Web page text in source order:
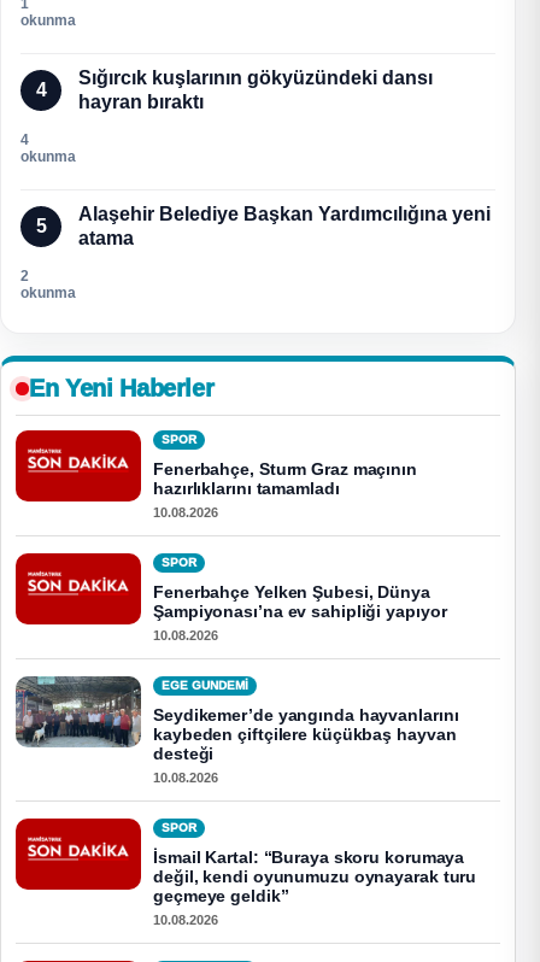
1
okunma
4
Sığırcık kuşlarının gökyüzündeki dansı
hayran bıraktı
4
okunma
5
Alaşehir Belediye Başkan Yardımcılığına yeni
atama
2
okunma
En Yeni Haberler
SPOR
Fenerbahçe, Sturm Graz maçının
hazırlıklarını tamamladı
10.08.2026
SPOR
Fenerbahçe Yelken Şubesi, Dünya
Şampiyonası’na ev sahipliği yapıyor
10.08.2026
EGE GUNDEMİ
Seydikemer’de yangında hayvanlarını
kaybeden çiftçilere küçükbaş hayvan
desteği
10.08.2026
SPOR
İsmail Kartal: “Buraya skoru korumaya
değil, kendi oyunumuzu oynayarak turu
geçmeye geldik”
10.08.2026